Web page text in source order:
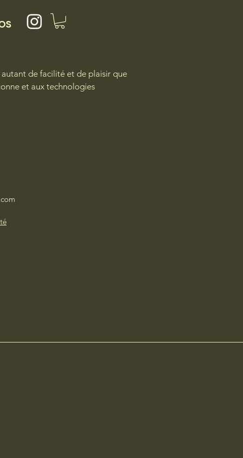
de facilité et de plaisir que
et aux technologies